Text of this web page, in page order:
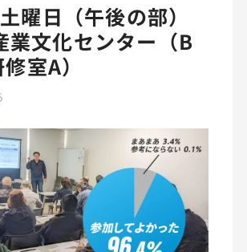
曜日（午後の部）
業文化センター（B
室A）